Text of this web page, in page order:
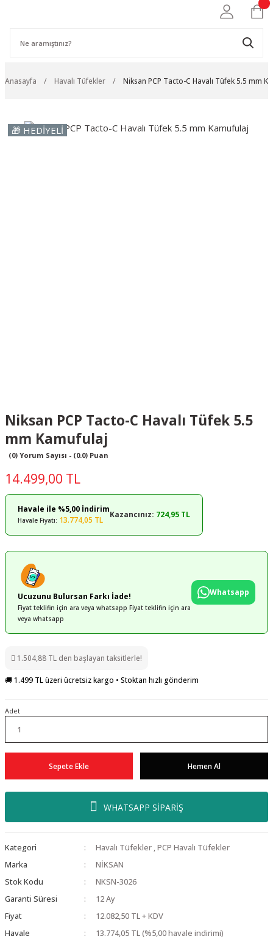
Anasayfa Havalı Tüfekler Niksan PCP Tacto-C Havalı Tüfek 5.5 mm
🎁 HEDİYELİ
Niksan PCP Tacto-C Havalı Tüfek 5.5
mm Kamufulaj
(0) Yorum Sayısı - (0.0) Puan
14.499,00 TL
Havale ile %5,00 İndirim
Havale Fiyatı: 13.774,05 TL
Kazancınız: 724,95 TL
Ucuzunu Bulursan Farkı İade!
Fiyat teklifin için ara veya whatsapp Fiyat teklifin için ara
veya whatsapp
Whatsapp
1.504,88 TL den başlayan taksitlerle!
🚚 1.499 TL üzeri ücretsiz kargo • Stoktan hızlı gönderim
Adet
Sepete Ekle Hemen Al
WHATSAPP SİPARİŞ
Kategori Havalı Tüfekler ,PCP Havalı Tüfekler
Marka
NİKSAN
Stok Kodu
NKSN-3026
Garanti Süresi
12 Ay
Fiyat
12.082,50 TL + KDV
Havale
13.774,05 TL (%5,00 havale indirimi)